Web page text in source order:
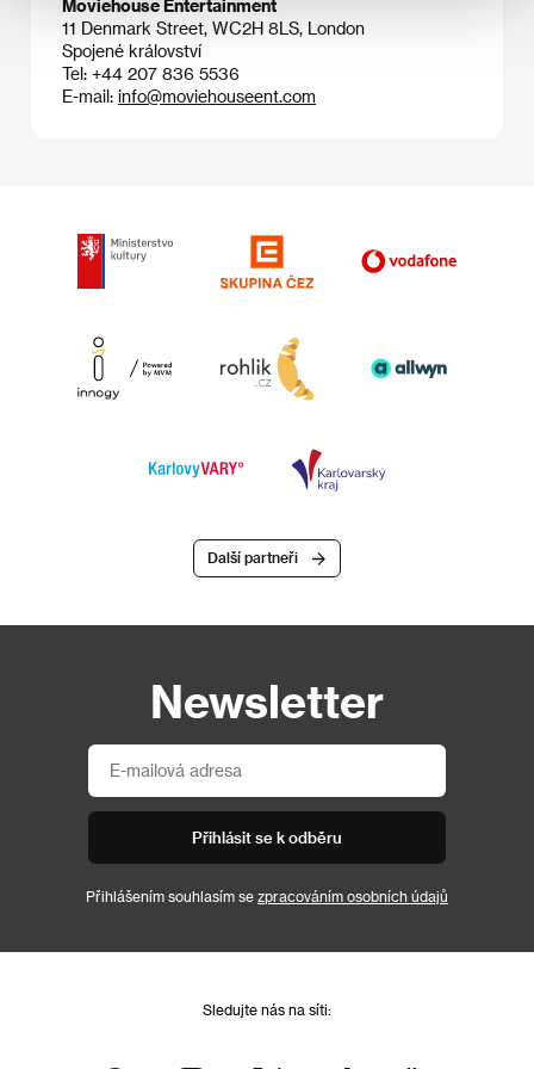
Moviehouse Entertainment
11 Denmark Street, WC2H 8LS, London
Spojené království
Tel: +44 207 836 5536
E-mail: info@moviehouseent.com
Další partneři
Newsletter
Přihlásit se k odběru
Přihlášením souhlasím se zpracováním osobních údajů
Sledujte nás na síti: